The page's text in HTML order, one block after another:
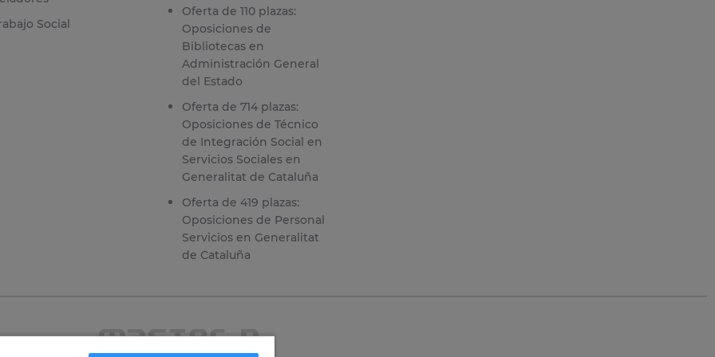
Social
Oferta de 110 plazas:
Oposiciones de
Bibliotecas en
Administración General
del Estado
Oferta de 714 plazas:
Oposiciones de Técnico
de Integración Social en
Servicios Sociales en
Generalitat de Cataluña
Oferta de 419 plazas:
Oposiciones de Personal
Servicios en Generalitat
de Cataluña